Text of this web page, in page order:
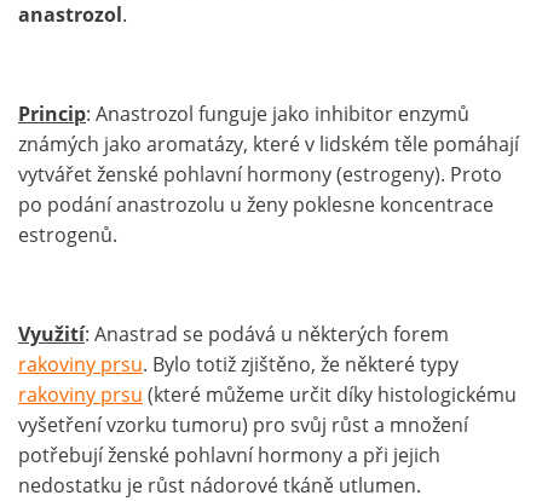
anastrozol.
Princip: Anastrozol funguje jako inhibitor enzymů
známých jako aromatázy, které v lidském těle pomáhají
vytvářet ženské pohlavní hormony (estrogeny). Proto
po podání anastrozolu u ženy poklesne koncentrace
estrogenů.
Využití: Anastrad se podává u některých forem
rakoviny prsu. Bylo totiž zjištěno, že některé typy
rakoviny prsu (které můžeme určit díky histologickému
vyšetření vzorku tumoru) pro svůj růst a množení
potřebují ženské pohlavní hormony a při jejich
nedostatku je růst nádorové tkáně utlumen.